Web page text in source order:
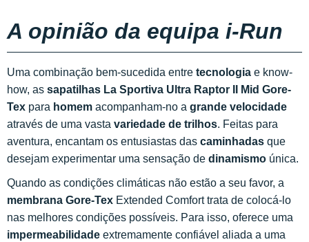
A opinião da equipa i-Run
Uma combinação bem-sucedida entre tecnologia e know-
how, as sapatilhas La Sportiva Ultra Raptor II Mid Gore-
Tex para homem acompanham-no a grande velocidade
através de uma vasta variedade de trilhos. Feitas para
aventura, encantam os entusiastas das caminhadas que
desejam experimentar uma sensação de dinamismo única.
Quando as condições climáticas não estão a seu favor, a
membrana Gore-Tex Extended Comfort trata de colocá-lo
nas melhores condições possíveis. Para isso, oferece uma
impermeabilidade extremamente confiável aliada a uma